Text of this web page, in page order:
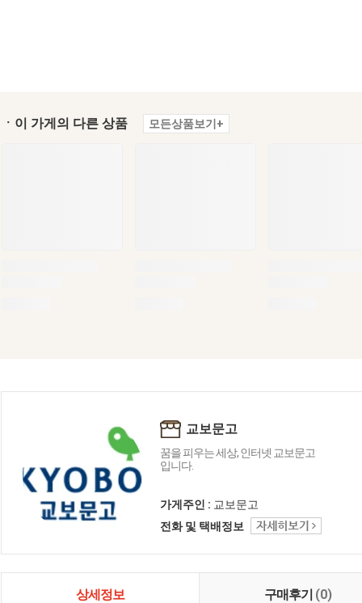
ㆍ이 가게의 다른 상품 모든상품보기+
교보문고
꿈을 피우는 세상, 인터넷 교보문고
입니다.
가게주인 : 교보문고
전화 및 택배정보
상세정보 구매후기 (0)